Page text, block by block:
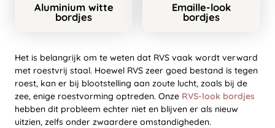
Aluminium witte
bordjes
Emaille-look
bordjes
Het is belangrijk om te weten dat RVS vaak wordt verward
met roestvrij staal. Hoewel RVS zeer goed bestand is tegen
roest, kan er bij blootstelling aan zoute lucht, zoals bij de
zee, enige roestvorming optreden. Onze RVS-look bordjes
hebben dit probleem echter niet en blijven er als nieuw
uitzien, zelfs onder zwaardere omstandigheden.